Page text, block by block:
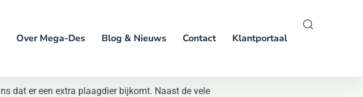
Over Mega-Des Blog & Nieuws Contact Klantportaal
dat er een extra plaagdier bijkomt. Naast de vele